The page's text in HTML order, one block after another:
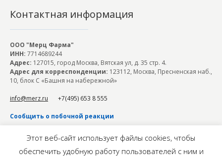
Контактная информация
ООО "Мерц Фарма"
ИНН: 7714689244
Адрес: 127015, город Москва, Вятская ул, д. 35 стр. 4.
Адрес для корреспонденции: 123112, Москва, Пресненская наб.,
10, блок С «Башня на набережной»
info@merz.ru +7(495) 653 8 555
Сообщить о побочной реакции
Горячая линия по вопросам Комплаенс
Этот веб-сайт использует файлы cookies, чтобы
обеспечить удобную работу пользователей с ним и